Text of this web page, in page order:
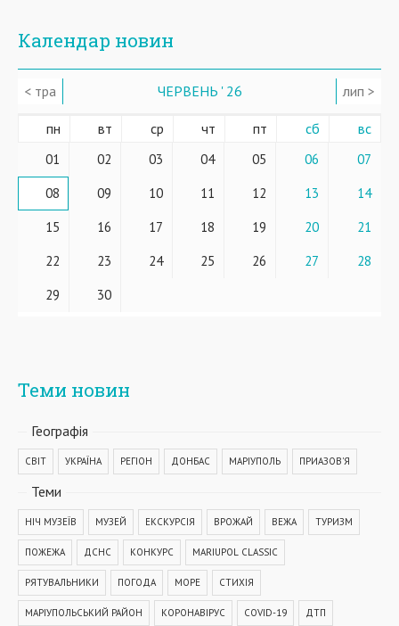
Календар новин
< тра ЧЕРВЕНЬ ' 26 лип >
пн вт ср чт пт сб вс
01 02 03 04 05 06
07
08
09 10 11 12 13
14
15
16 17 18 19 20
21
22
23 24 25 26 27
28
29
30
Теми новин
Географiя
СВІТ УКРАЇНА РЕГІОН ДОНБАС МАРІУПОЛЬ ПРИАЗОВ'Я
Теми
НІЧ МУЗЕЇВ МУЗЕЙ ЕКСКУРСІЯ ВРОЖАЙ ВЕЖА ТУРИЗМ
ПОЖЕЖА ДСНС КОНКУРС MARIUPOL CLASSIC
РЯТУВАЛЬНИКИ ПОГОДА МОРЕ СТИХІЯ
МАРІУПОЛЬСЬКИЙ РАЙОН КОРОНАВІРУС COVID-19 ДТП